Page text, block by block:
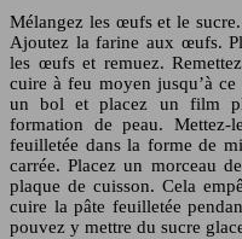
Mélangez les œufs et le
Ajoutez la farine aux œufs.
les œufs et remuez.
cuire à feu moyen jusqu’à ce
un bol et placez un film
formation de peau. Mettez-
feuilletée dans la forme de
carrée. Placez un morceau
plaque de cuisson. Cela
cuire la pâte feuilletée
pouvez y mettre du sucre